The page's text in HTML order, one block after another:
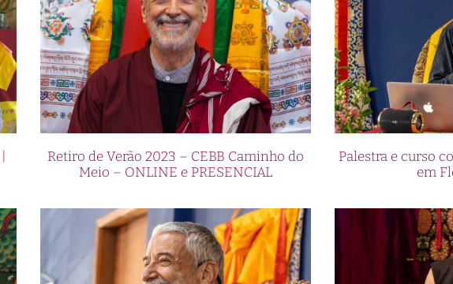
Retiro de Verão 2023 – CEBB Caminho do
Meio – ONLINE e PRESENCIAL
Palestra e curso
em